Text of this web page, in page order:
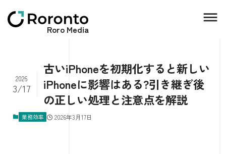
Roro Media
古いiPhoneを初期化すると新しい
iPhoneに影響はある?引き継ぎ後
の正しい処理と注意点を解説
2026
3/17
業務効率 2026年3月17日